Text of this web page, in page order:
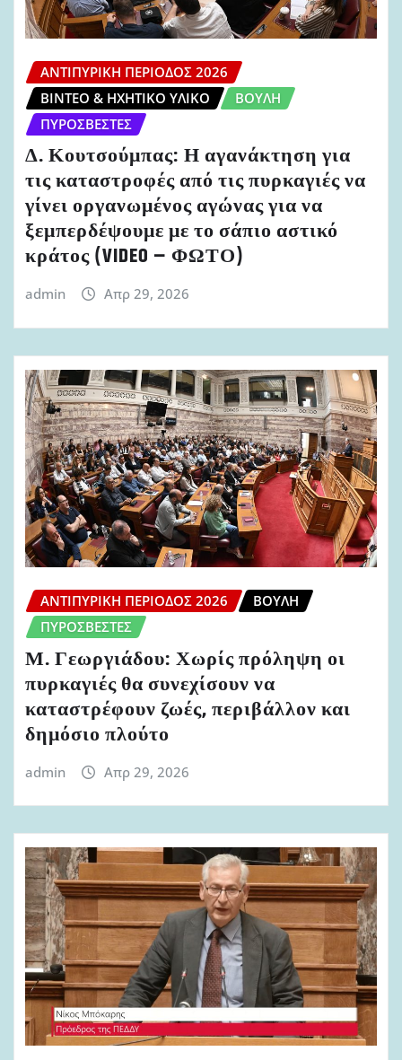
ΑΝΤΙΠΥΡΙΚΉ ΠΕΡΊΟΔΟΣ 2026
ΒΊΝΤΕΟ & ΗΧΗΤΙΚΌ ΥΛΙΚΌ
ΒΟΥΛΉ
ΠΥΡΟΣΒΈΣΤΕΣ
Δ. Κουτσούμπας: Η αγανάκτηση για
τις καταστροφές από τις πυρκαγιές να
γίνει οργανωμένος αγώνας για να
ξεμπερδέψουμε με το σάπιο αστικό
κράτος (VIDEO – ΦΩΤΟ)
admin Απρ 29, 2026
ΑΝΤΙΠΥΡΙΚΉ ΠΕΡΊΟΔΟΣ 2026
ΒΟΥΛΉ
ΠΥΡΟΣΒΈΣΤΕΣ
Μ. Γεωργιάδου: Χωρίς πρόληψη οι
πυρκαγιές θα συνεχίσουν να
καταστρέφουν ζωές, περιβάλλον και
δημόσιο πλούτο
admin Απρ 29, 2026